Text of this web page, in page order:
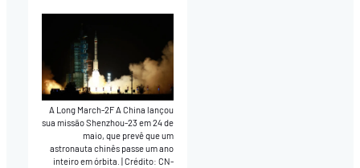
A Long March-2F A China lançou
sua missão Shenzhou-23 em 24 de
maio, que prevê que um
astronauta chinês passe um ano
inteiro em órbita.
Crédito: CN-